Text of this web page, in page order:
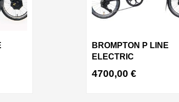
BROMPTON P LINE
ELECTRIC
4700,00€